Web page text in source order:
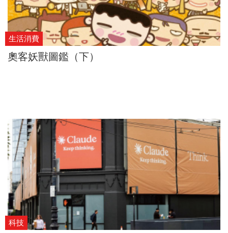
生活消費
奧客妖獸圖鑑（下）
科技